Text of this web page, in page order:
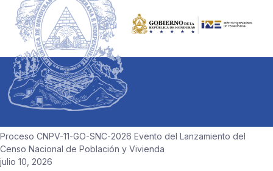
Proceso CNPV-11-GO-SNC-2026 Evento del Lanzamiento del
Censo Nacional de Población y Vivienda
julio 10, 2026